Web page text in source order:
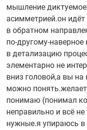
мышление
асимметрией.он идёт
в обратном
по-другому-наверное
в детализацию
элементарно не
вниз головой,а вы на
можно
понимаю (понимал
неправильно и всё
нужные.я упираюсь в